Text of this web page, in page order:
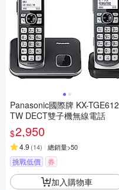
Panasonic國際牌 KX-TGE612
TW DECT雙子機無線電話
$2,950
4.9 (14) 總銷量>50
挑戰低價 券
加入購物車